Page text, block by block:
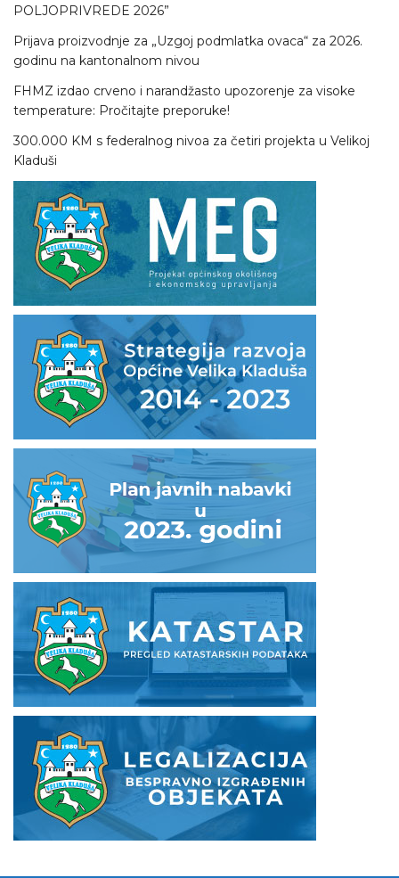
POLJOPRIVREDE 2026”
Prijava proizvodnje za „Uzgoj podmlatka ovaca“ za 2026.
godinu na kantonalnom nivou
FHMZ izdao crveno i narandžasto upozorenje za visoke
temperature: Pročitajte preporuke!
300.000 KM s federalnog nivoa za četiri projekta u Velikoj
Kladuši